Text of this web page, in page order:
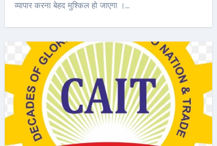
व्यापार करना बेहद मुश्किल हो जाएगा ।…